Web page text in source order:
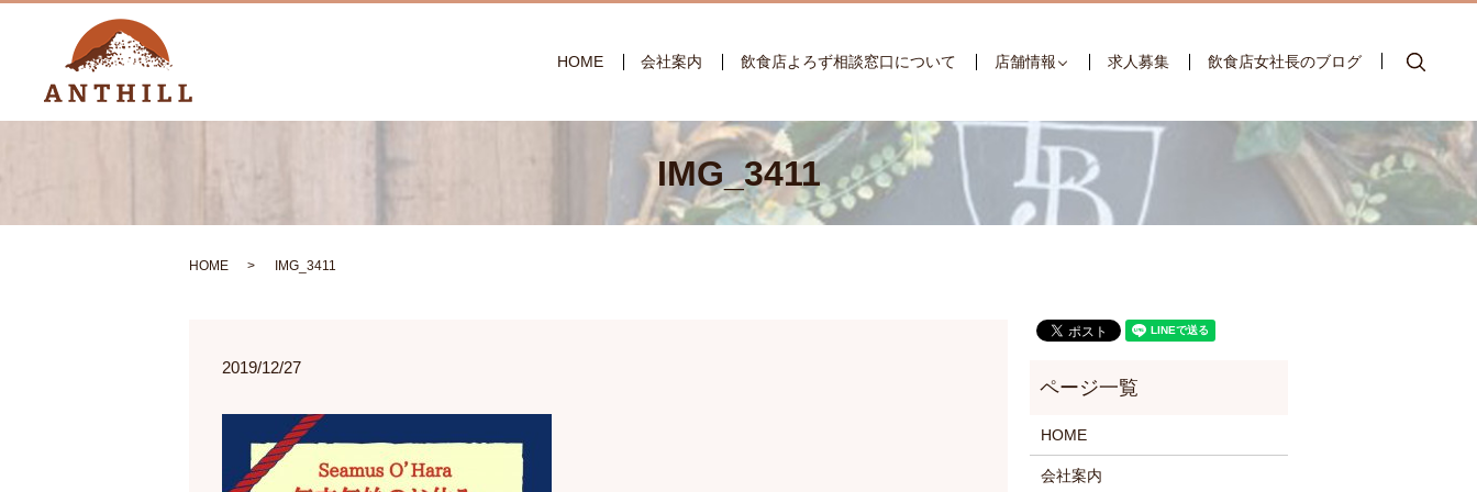
HOME 会社案内 飲食店よろず相談窓口について 店舗情報 求人募集 飲食店女社長のブログ
IMG_3411
HOME IMG_3411
2019/12/27
HOME
会社案内